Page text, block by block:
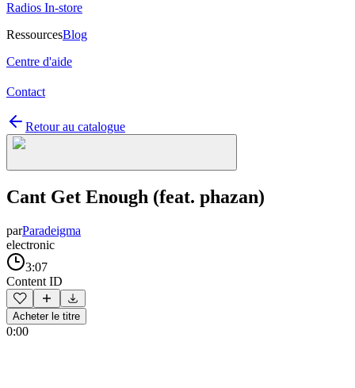
Radios In-store
RessourcesBlog
Centre d'aide
Contact
Retour au catalogue
Cant Get Enough (feat. phazan)
parParadeigma
electronic
3:07
Content ID
Acheter le titre
0:00